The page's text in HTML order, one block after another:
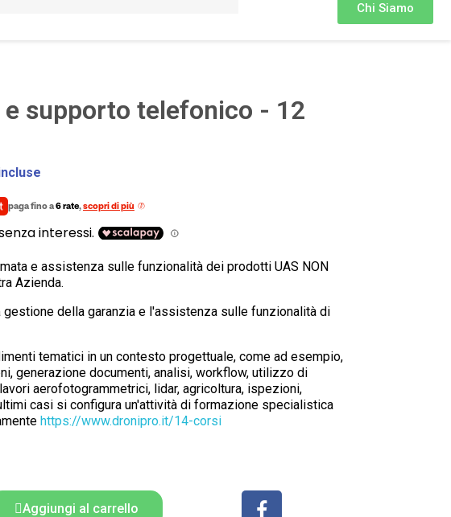
Chi Siamo
supporto telefonico - 12
paga fino a6 rate,scopri di più
e assistenza sulle funzionalità dei prodotti UAS NON
Azienda.
gestione della garanzia e l'assistenza sulle funzionalità di
tematici in un contesto progettuale, come ad esempio,
generazione documenti, analisi, workflow, utilizzo di
aerofotogrammetrici, lidar, agricoltura, ispezioni,
casi si configura un'attività di formazione specialistica
https://www.dronipro.it/14-corsi
Aggiungi al carrello